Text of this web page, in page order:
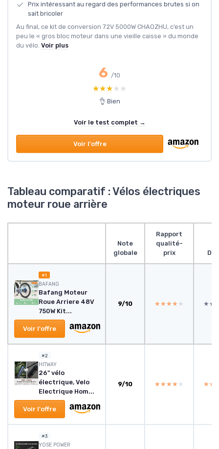
Prix intéressant au regard des performances brutes si on
sait bricoler
Au final, ce kit de conversion 72V 5000W CHAOZHU, c’est un
peu le « gros bloc moteur dans une vieille caisse » du monde
du vélo. Voir plus
6 /10
★★★★★
★★★★★
👌 Bien
Voir le test complet →
Voir l'offre
Tableau comparatif : Vélos électriques
moteur roue arrière
Note
globale
Rapport
qualité-
prix
#1
BAFANG
Bafang Moteur
Roue Arriere 48V
750W Kit...
Voir l'offre
9/10 ★★★★★
★★★★★
#2
HITWAY
26" vélo
électrique, Velo
Electrique Hom...
Voir l'offre
9/10 ★★★★★
★★★★★
#3
YOSE POWER